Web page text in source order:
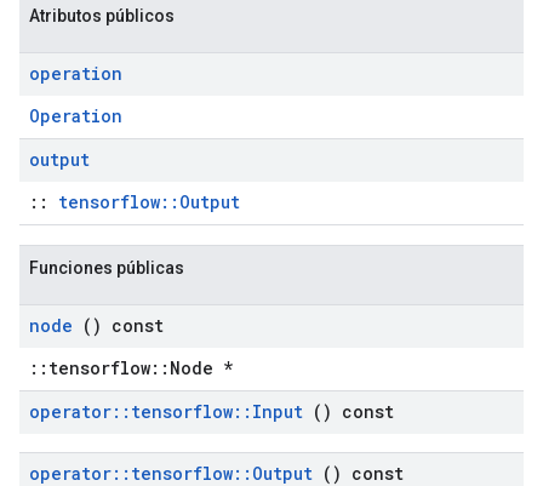
Atributos públicos
operation
Operation
output
:: tensorflow::Output
Funciones públicas
node () const
::tensorflow::Node *
operator:: tensorflow:: Input () const
operator:: tensorflow:: Output () const